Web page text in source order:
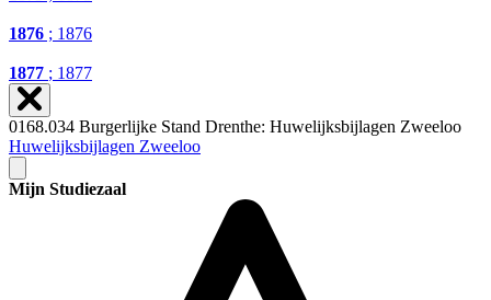
1876 ; 1876
1877 ; 1877
0168.034 Burgerlijke Stand Drenthe: Huwelijksbijlagen Zweeloo
Huwelijksbijlagen Zweeloo
Mijn Studiezaal